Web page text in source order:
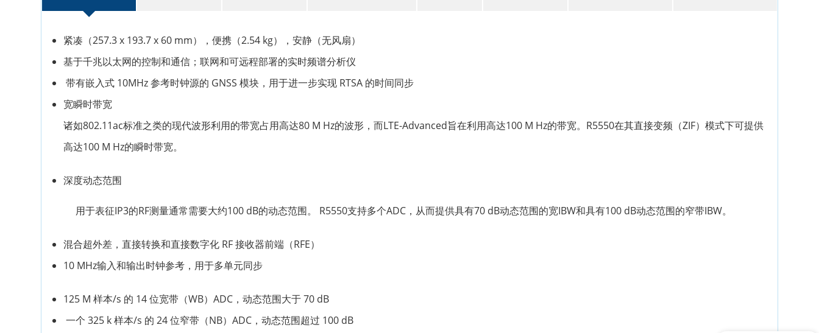
紧凑（257.3 x 193.7 x 60 mm），便携（2.54 kg），安静（无风扇）
基于千兆以太网的控制和通信；联网和可远程部署的实时频谱分析仪
带有嵌入式 10MHz 参考时钟源的 GNSS 模块，用于进一步实现 RTSA 的时间同步
宽瞬时带宽
诸如802.11ac标准之类的现代波形利用的带宽占用高达80 M Hz的波形，而LTE-Advanced旨在利用高达100 M Hz的带宽。R5550在其直接变频（ZIF）模式下可提供
高达100 M Hz的瞬时带宽。
深度动态范围
用于表征IP3的RF测量通常需要大约100 dB的动态范围。 R5550支持多个ADC，从而提供具有70 dB动态范围的宽IBW和具有100 dB动态范围的窄带IBW。
混合超外差，直接转换和直接数字化 RF 接收器前端（RFE）
10 MHz输入和输出时钟参考，用于多单元同步
125 M 样本/s 的 14 位宽带（WB）ADC，动态范围大于 70 dB
一个 325 k 样本/s 的 24 位窄带（NB）ADC，动态范围超过 100 dB